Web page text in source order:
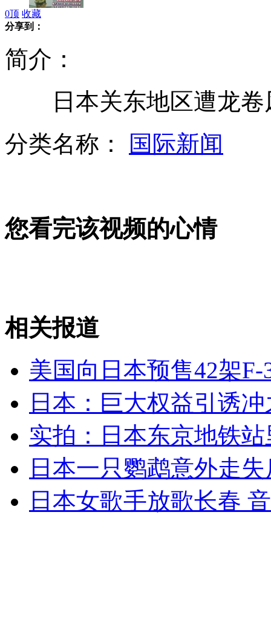
奥朗德当选新总统牵动欧洲政治神经
新闻人物：硬汉普京
山西运城恶犬咬伤多人 警民合力深夜将其击毙
女孩北京地铁殴打老人 痛下狠手拳打脚踢
无痛分娩是否安全 医生回应
0顶 收藏
分享到：
简介：
日本关东地区遭龙卷
分类名称：
国际新闻
您看完该视频的心情
相关报道
美国向日本预售42架
日本：巨大权益引诱
实拍：日本东京地铁站
日本一只鹦鹉意外走
日本女歌手放歌长春